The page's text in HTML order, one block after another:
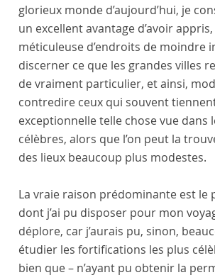
glorieux monde d’aujourd’hui, je
un excellent avantage d’avoir
méticuleuse d’endroits de moindre
discerner ce que les grandes villes
de vraiment particulier, et ainsi,
contredire ceux qui souvent
exceptionnelle telle chose vue dans
célèbres, alors que l’on peut la
des lieux beaucoup plus modestes.
La vraie raison prédominante est le
dont j’ai pu disposer pour mon
déplore, car j’aurais pu, sinon,
étudier les fortifications les plus
bien que – n’ayant pu obtenir la